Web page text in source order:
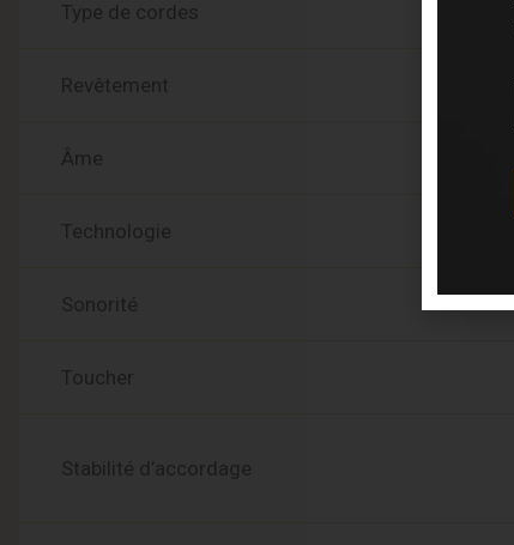
Type de cordes
Revêtement
Âme
Technologie
Sonorité
Toucher
Stabilité d’accordage